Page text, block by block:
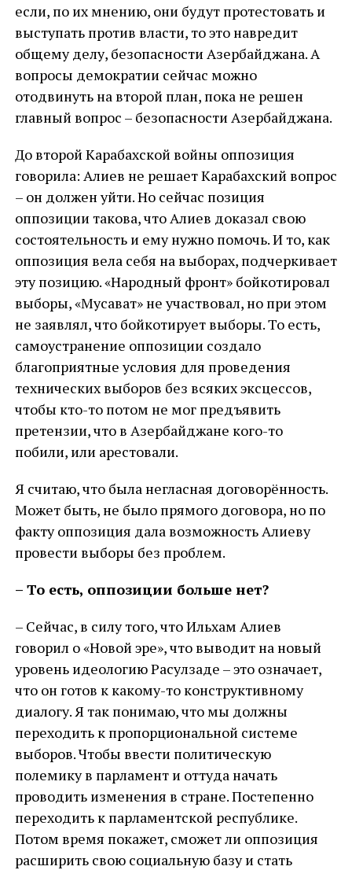
если, по их мнению, они будут протестовать и
выступать против власти, то это навредит
общему делу, безопасности Азербайджана. А
вопросы демократии сейчас можно
отодвинуть на второй план, пока не решен
главный вопрос – безопасности Азербайджана.
До второй Карабахской войны оппозиция
говорила: Алиев не решает Карабахский вопрос
– он должен уйти. Но сейчас позиция
оппозиции такова, что Алиев доказал свою
состоятельность и ему нужно помочь. И то, как
оппозиция вела себя на выборах, подчеркивает
эту позицию. «Народный фронт» бойкотировал
выборы, «Мусават» не участвовал, но при этом
не заявлял, что бойкотирует выборы. То есть,
самоустранение оппозиции создало
благоприятные условия для проведения
технических выборов без всяких эксцессов,
чтобы кто-то потом не мог предъявить
претензии, что в Азербайджане кого-то
побили, или арестовали.
Я считаю, что была негласная договорённость.
Может быть, не было прямого договора, но по
факту оппозиция дала возможность Алиеву
провести выборы без проблем.
– То есть, оппозиции больше нет?
– Сейчас, в силу того, что Ильхам Алиев
говорил о «Новой эре», что выводит на новый
уровень идеологию Расулзаде – это означает,
что он готов к какому-то конструктивному
диалогу. Я так понимаю, что мы должны
переходить к пропорциональной системе
выборов. Чтобы ввести политическую
полемику в парламент и оттуда начать
проводить изменения в стране. Постепенно
переходить к парламентской республике.
Потом время покажет, сможет ли оппозиция
расширить свою социальную базу и стать